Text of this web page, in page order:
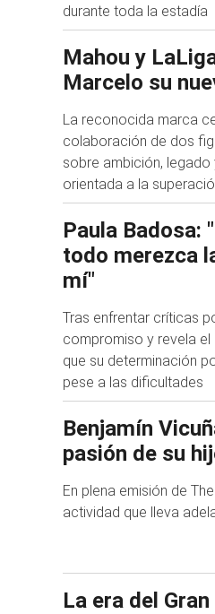
durante toda la estadía
Mahou y
Marcelo su
La reconocida marca
colaboración de dos
sobre ambición,
orientada a la
Paula Badosa:
todo merezca
mí"
Tras enfrentar críticas
compromiso y revela
que su determinación
pese a las dificultades
Benjamín
pasión de su
En plena emisión de
actividad que lleva
La era del